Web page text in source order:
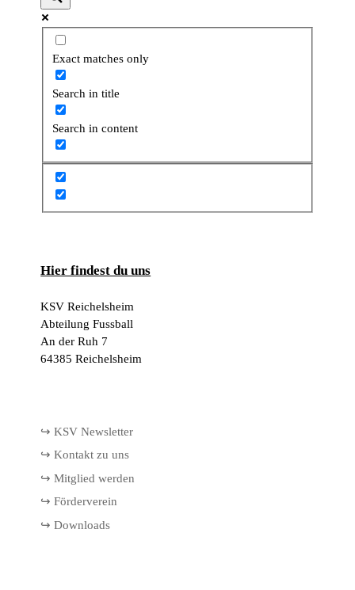
Exact matches only
Search in title
Search in content
Hier findest du uns
KSV Reichelsheim
Abteilung Fussball
An der Ruh 7
64385 Reichelsheim
↪ KSV Newsletter
↪ Kontakt zu uns
↪ Mitglied werden
↪ Förderverein
↪ Downloads